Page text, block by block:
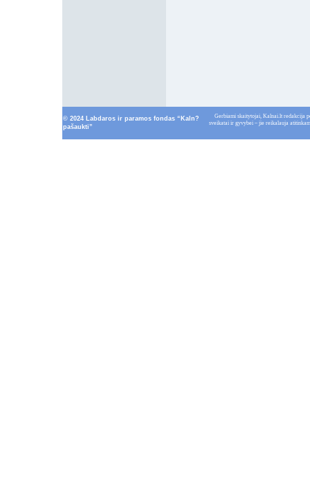
© 2024 Labdaros ir paramos fondas “Kaln?
pašaukti”
Gerbiami skaitytojai, Kalnai.lt redakcija
sveikatai ir gyvybei – jie reikalauja